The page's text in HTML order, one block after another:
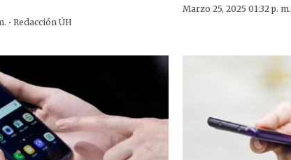
·Redacción ÚH
Marzo 25, 2025 01:32 p. m.